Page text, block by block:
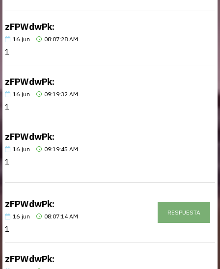
zFPWdwPk:
16 jun 08:07:28 AM
1
zFPWdwPk:
16 jun 09:19:32 AM
1
zFPWdwPk:
16 jun 09:19:45 AM
1
zFPWdwPk:
16 jun 08:07:14 AM
RESPUESTA
1
zFPWdwPk: